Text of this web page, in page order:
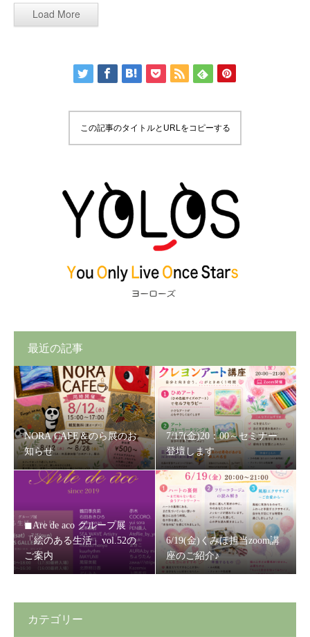
Load More
この記事のタイトルとURLをコピーする
最近の記事
NORA CAFE＆のら展のお
知らせ
7/17(金)20：00～セミナー
登壇します
◼Are de aco グループ展
「絵のある生活」vol.52の
ご案内
6/19(金)くみほ担当zoom講
座のご紹介♪
カテゴリー